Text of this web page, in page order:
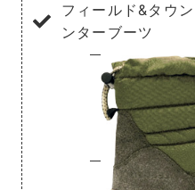
フィールド&タウ
ンターブーツ